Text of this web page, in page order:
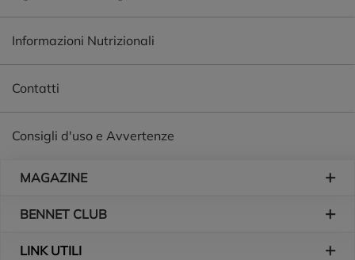
Informazioni Nutrizionali
Contatti
Consigli d'uso e Avvertenze
MAGAZINE
BENNET CLUB
LINK UTILI